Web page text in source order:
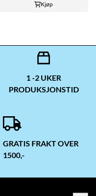
Kjøp
1 -2 UKER
PRODUKSJONSTID
GRATIS FRAKT OVER
1500,-